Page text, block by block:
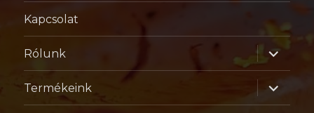
Kapcsolat
Rólunk
almenü
Termékeink
almenü